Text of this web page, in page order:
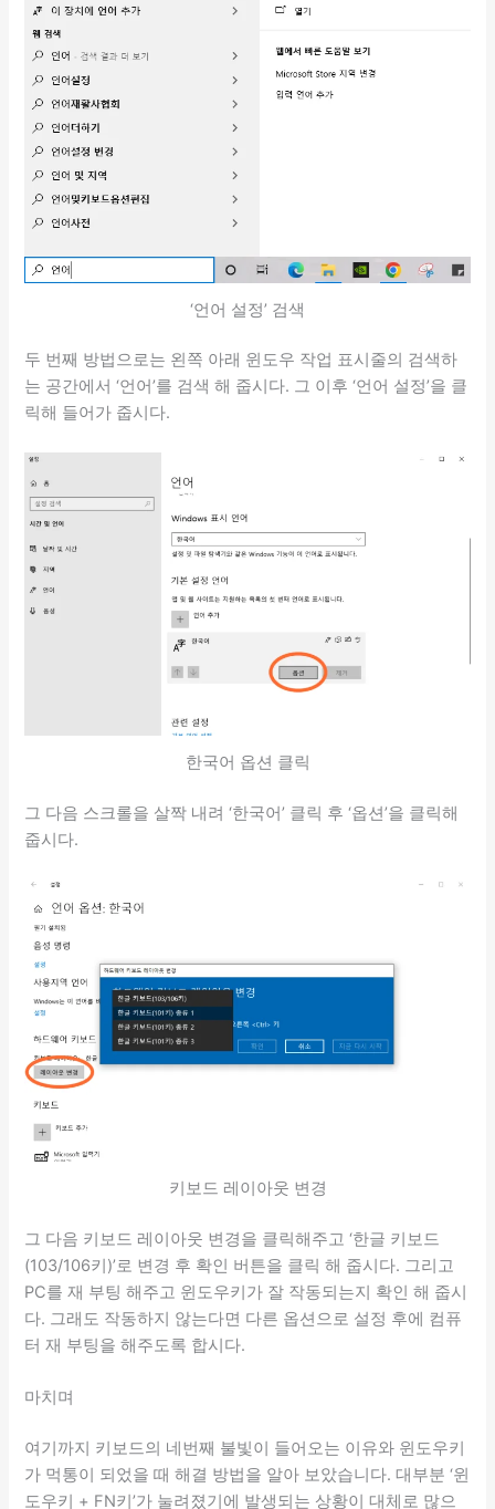
‘언어 설정’ 검색
두 번째 방법으로는 왼쪽 아래 윈도우 작업 표시줄의 검색하
는 공간에서 ‘언어’를 검색 해 줍시다. 그 이후 ‘언어 설정’을 클
릭해 들어가 줍시다.
한국어 옵션 클릭
그 다음 스크롤을 살짝 내려 ‘한국어’ 클릭 후 ‘옵션’을 클릭해
줍시다.
키보드 레이아웃 변경
그 다음 키보드 레이아웃 변경을 클릭해주고 ‘한글 키보드
(103/106키)’로 변경 후 확인 버튼을 클릭 해 줍시다. 그리고
PC를 재 부팅 해주고 윈도우키가 잘 작동되는지 확인 해 줍시
다. 그래도 작동하지 않는다면 다른 옵션으로 설정 후에 컴퓨
터 재 부팅을 해주도록 합시다.
마치며
여기까지 키보드의 네번째 불빛이 들어오는 이유와 윈도우키
가 먹통이 되었을 때 해결 방법을 알아 보았습니다. 대부분 ‘윈
도우키 + FN키’가 눌려졌기에 발생되는 상황이 대체로 많으